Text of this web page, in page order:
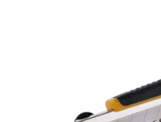
Chovatelské potřeby